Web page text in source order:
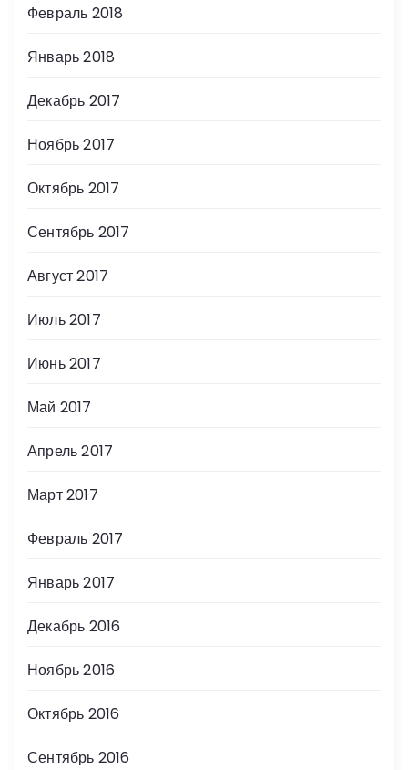
Февраль 2018
Январь 2018
Декабрь 2017
Ноябрь 2017
Октябрь 2017
Сентябрь 2017
Август 2017
Июль 2017
Июнь 2017
Май 2017
Апрель 2017
Март 2017
Февраль 2017
Январь 2017
Декабрь 2016
Ноябрь 2016
Октябрь 2016
Сентябрь 2016